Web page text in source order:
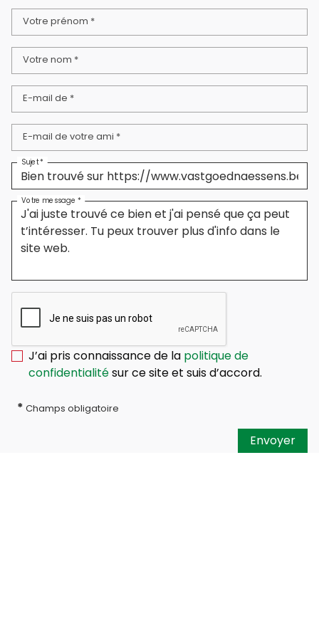
Votre prénom *
Votre nom *
E-mail de *
E-mail de votre ami *
Sujet *
Votre message *
J’ai pris connaissance de la politique de
confidentialitésur ce site et suis d’accord.
* Champs obligatoire
Envoyer